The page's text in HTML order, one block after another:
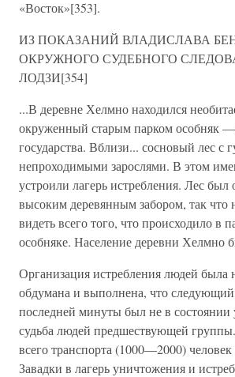
«Восток»[353].
ИЗ ПОКАЗАНИЙ ВЛАДИСЛАВА
ОКРУЖНОГО СУДЕБНОГО
ЛОДЗИ[354]
...В деревне Хелмно находился
окруженный старым парком особняк
государства. Вблизи... сосновый лес с
непроходимыми зарослями. В этом
устроили лагерь истребления. Лес был
высоким деревянным забором, так что
видеть всего того, что происходило в
особняке. Население деревни Хелмно
Организация истребления людей была
обдумана и выполнена, что следующий
последней минуты был не в состоянии
судьба людей предшествующей
всего транспорта (1000—2000) человек
Завадки в лагерь уничтожения и